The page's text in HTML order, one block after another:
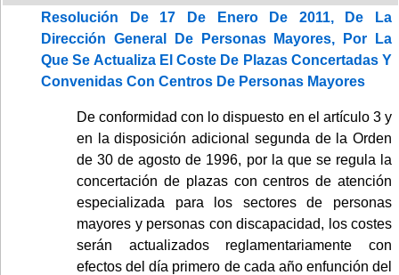
Resolución De 17 De Enero De 2011, De La
Dirección General De Personas Mayores, Por La
Que Se Actualiza El Coste De Plazas Concertadas Y
Convenidas Con Centros De Personas Mayores
De conformidad con lo dispuesto en el artículo 3 y
en la disposición adicional segunda de la Orden
de 30 de agosto de 1996, por la que se regula la
concertación de plazas con centros de atención
especializada para los sectores de personas
mayores y personas con discapacidad, los costes
serán actualizados reglamentariamente con
efectos del día primero de cada año enfunción del